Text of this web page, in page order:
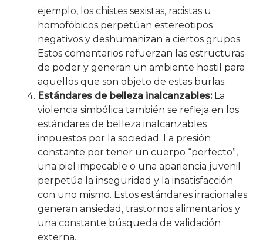
ejemplo, los chistes sexistas, racistas u
homofóbicos perpetúan estereotipos
negativos y deshumanizan a ciertos grupos.
Estos comentarios refuerzan las estructuras
de poder y generan un ambiente hostil para
aquellos que son objeto de estas burlas.
Estándares de belleza inalcanzables:La
violencia simbólica también se refleja en los
estándares de belleza inalcanzables
impuestos por la sociedad. La presión
constante por tener un cuerpo “perfecto”,
una piel impecable o una apariencia juvenil
perpetúa la inseguridad y la insatisfacción
con uno mismo. Estos estándares irracionales
generan ansiedad, trastornos alimentarios y
una constante búsqueda de validación
externa.